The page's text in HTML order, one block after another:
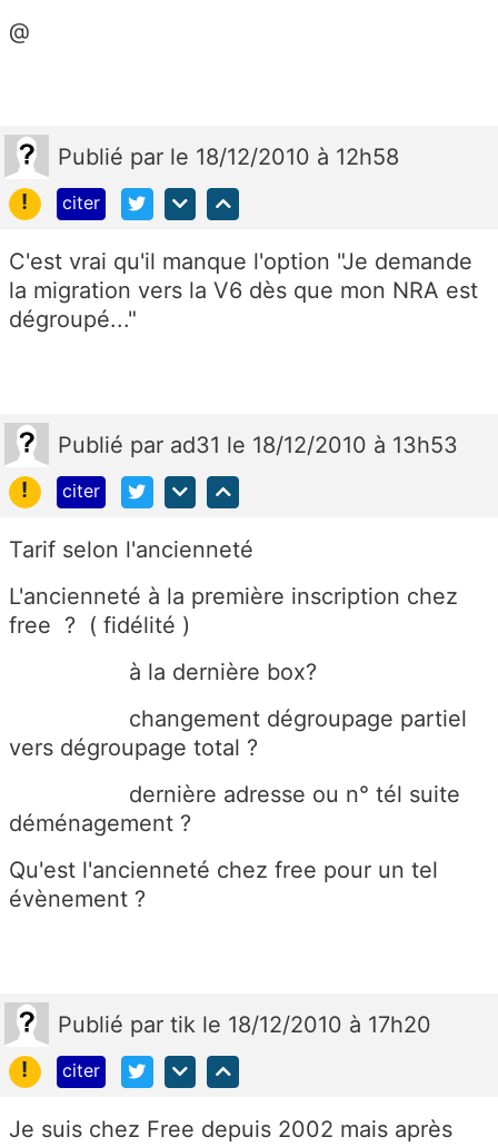
@
Publié par le 18/12/2010 à 12h58
!
citer
C'est vrai qu'il manque l'option "Je demande
la migration vers la V6 dès que mon NRA est
dégroupé..."
Publié par ad31 le 18/12/2010 à 13h53
!
citer
Tarif selon l'ancienneté
L'ancienneté à la première inscription chez
free ? ( fidélité )
à la dernière box?
changement dégroupage partiel
vers dégroupage total ?
dernière adresse ou n° tél suite
déménagement ?
Qu'est l'ancienneté chez free pour un tel
évènement ?
Publié par tik le 18/12/2010 à 17h20
!
citer
Je suis chez Free depuis 2002 mais après